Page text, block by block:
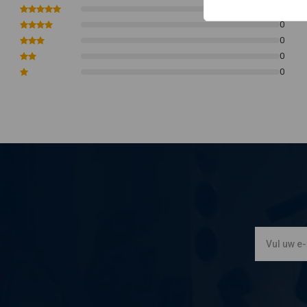
Functie 2: grootlicht
Kleur behuizing: Chrome
0
0
0
0